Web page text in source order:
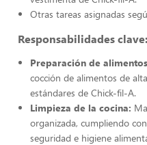
Otras tareas asignadas
Responsabilidades clave:
Preparación de
cocción de alimentos de
estándares de Chick-fil-A.
Limpieza de la cocina:
organizada, cumpliendo
seguridad e higiene